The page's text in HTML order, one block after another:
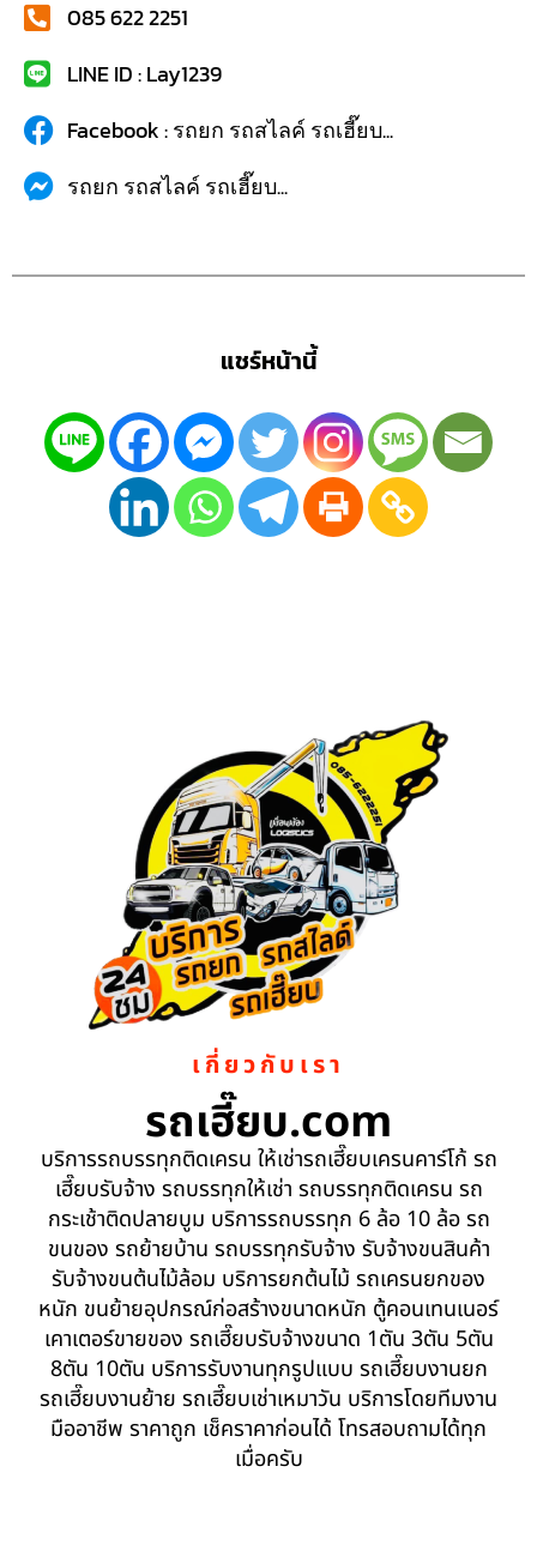
085 622 2251
LINE ID : Lay1239
Facebook : รถยก รถสไลค์ รถเฮี๊ยบ...
รถยก รถสไลค์ รถเฮี๊ยบ...
แชร์หน้านี้
เกี่ยวกับเรา
รถเฮี๊ยบ.com
บริการรถบรรทุกติดเครน ให้เช่ารถเฮี๊ยบเครนคาร์โก้ รถ
เฮี๊ยบรับจ้าง รถบรรทุกให้เช่า รถบรรทุกติดเครน รถ
กระเช้าติดปลายบูม บริการรถบรรทุก 6 ล้อ 10 ล้อ รถ
ขนของ รถย้ายบ้าน รถบรรทุกรับจ้าง รับจ้างขนสินค้า
รับจ้างขนต้นไม้ล้อม บริการยกต้นไม้ รถเครนยกของ
หนัก ขนย้ายอุปกรณ์ก่อสร้างขนาดหนัก ตู้คอนเทนเนอร์
เคาเตอร์ขายของ รถเฮี๊ยบรับจ้างขนาด 1ตัน 3ตัน 5ตัน
8ตัน 10ตัน บริการรับงานทุกรูปแบบ รถเฮี๊ยบงานยก
รถเฮี๊ยบงานย้าย รถเฮี๊ยบเช่าเหมาวัน บริการโดยทีมงาน
มืออาชีพ ราคาถูก เช็คราคาก่อนได้ โทรสอบถามได้ทุก
เมื่อครับ